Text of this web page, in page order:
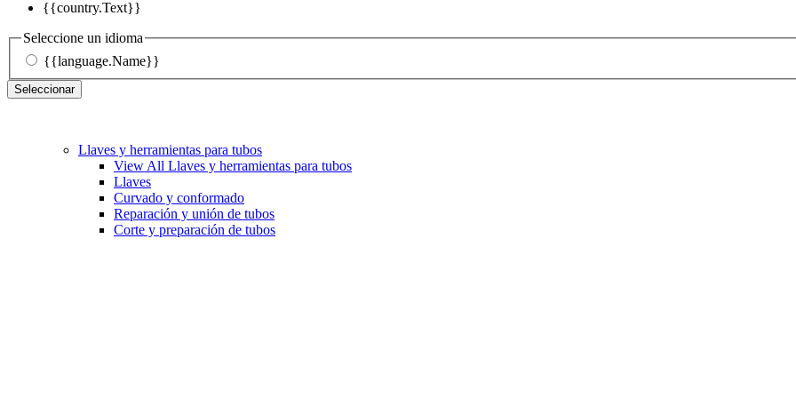
{{country.Text}}
Seleccione un idioma
{{language.Name}}
Seleccionar
Llaves y herramientas para tubos
View All Llaves y herramientas para tubos
Llaves
Curvado y conformado
Reparación y unión de tubos
Corte y preparación de tubos